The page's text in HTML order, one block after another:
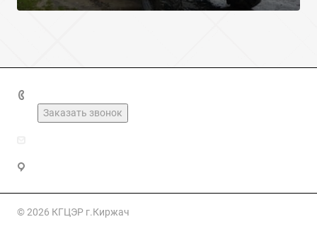
Заказать звонок
© 2026 КГЦЭР г.Киржач